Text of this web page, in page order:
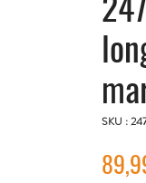
SKU :